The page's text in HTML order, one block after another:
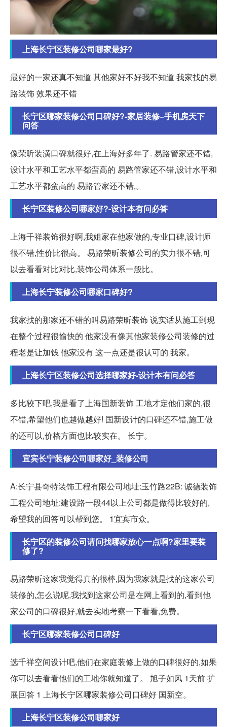
上海长宁区装修公司哪家最好?
最好的一家还真不知道 其他家好不好我不知道 我家找的易
路装饰 效果还不错
长宁区哪家装修公司口碑好?-家居装修–手机房天下
问答
像荣昕装潢口碑就很好,在上海好多年了. 易路管家还不错,
设计水平和工艺水平都蛮高的 易路管家还不错,设计水平和
工艺水平都蛮高的 易路管家还不错,。
长宁区装修公司哪家好?-设计本有问必答
上海千祥装饰很好啊,我姐家在他家做的,专业口碑,设计师
很不错,性价比很高。 易路荣昕装修公司的实力很不错,可
以去看看对比对比,装饰公司体系一般比。
上海长宁装修公司哪家口碑好?
我家找的那家还不错的叫易路荣昕装饰 说实话从施工到现
在整个过程很愉快的 他家没有像其他家装修公司装修的过
程老是让加钱 他家没有 这一点还是很认可的 我家。
上海长宁区装修公司选择哪家好-设计本有问必答
多比较下吧,我是看了上海国新装饰 工地才定他们家的,很
不错,希望他们也越做越好! 国新设计的口碑还不错,施工做
的还可以,价格方面也比较实在。 长宁。
宜宾长宁装修公司哪家好_装修公司
A:长宁县奇特装饰工程有限公司地址:玉竹路22B: 诚德装饰
工程公司地址:建设路一段44以上公司都是做得比较好的,
希望我的回答可以帮到您。 1宜宾市众。
长宁区的装修公司请问找哪家放心一点啊?家里要装
修了?
易路荣昕这家我觉得真的很棒,因为我家就是找的这家公司
装修的,怎么说呢,我找到这家公司是在网上看到的,看到他
家公司的口碑很好,就去实地考察一下看看,免费。
长宁区哪家装修公司口碑好
选千祥空间设计吧,他们在家庭装修上做的口碑很好的,如果
你可以去看看他们的工地你就知道了。 旭子如风 1天前 扩
展回答 1 上海长宁区哪家装修公司口碑好 国新空。
上海长宁区装修公司哪家好